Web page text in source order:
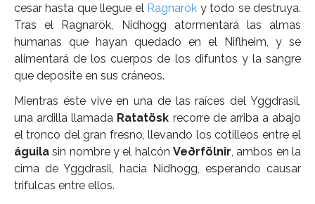
cesar hasta que llegue el Ragnarök y todo se destruya.
Tras el Ragnarök, Nidhogg atormentará las almas
humanas que hayan quedado en el Niflheim, y se
alimentará de los cuerpos de los difuntos y la sangre
que deposite en sus cráneos.
Mientras éste vive en una de las raíces del Yggdrasil,
una ardilla llamada Ratatösk recorre de arriba a abajo
el tronco del gran fresno, llevando los cotilleos entre el
águila sin nombre y el halcón Veðrfölnir, ambos en la
cima de Yggdrasil, hacia Nidhogg, esperando causar
trifulcas entre ellos.